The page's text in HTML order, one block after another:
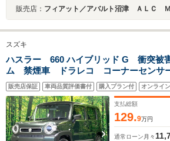
販売店： フィアット／アバルト沼津 ＡＬＣ ＭＯ
スズキ
ハスラー 660 ハイブリッド G 衝突被
ム 禁煙車 ドラレコ コーナーセンサ
ー LEDヘッド ETC 車線逸脱警報
オートエアコン Bluetooth CD DVD
ミラー
販売店保証 車両品質評価書付 購入プラン付 オンライ
支払総額
129.9万円
通常ローン 月々